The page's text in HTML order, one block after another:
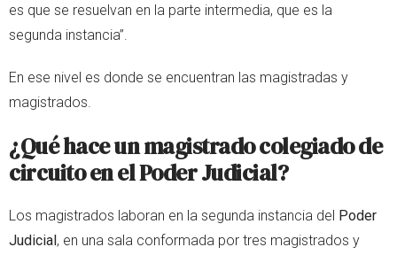
es que se resuelvan en la parte intermedia, que es la
segunda instancia”.
En ese nivel es donde se encuentran las magistradas y
magistrados.
¿Qué hace un magistrado colegiado de
circuito en el Poder Judicial?
Los magistrados laboran en la segunda instancia del Poder
Judicial, en una sala conformada por tres magistrados y